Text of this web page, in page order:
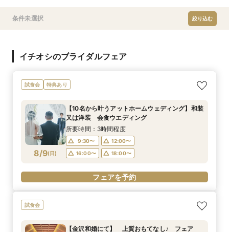
条件未選択 絞り込む
イチオシのブライダルフェア
試食会 特典あり
8/9(日)
【10名から叶うアットホームウェディング】和装
又は洋装 会食ウエディング
所要時間：3時間程度
9:30〜
12:00〜
16:00〜
18:00〜
フェアを予約
試食会
【金沢和婚にて】 上質おもてなし♪ フェア